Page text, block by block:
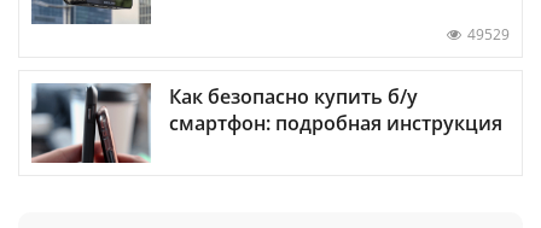
49529
Как безопасно купить б/у
смартфон: подробная инструкция